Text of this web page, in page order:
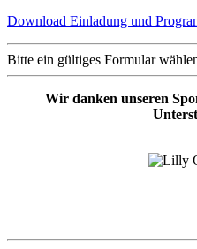
Download Einladung und
Bitte ein gültiges Formular
Wir danken unseren